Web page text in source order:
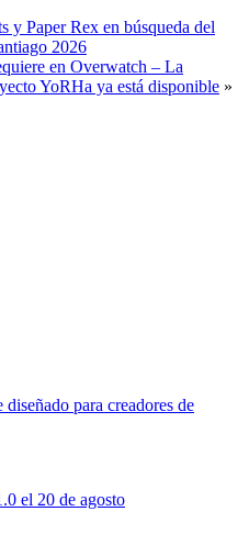
y Paper Rex en búsqueda del
2026
en Overwatch – La
YoRHa ya está disponible »
para creadores de
el 20 de agosto